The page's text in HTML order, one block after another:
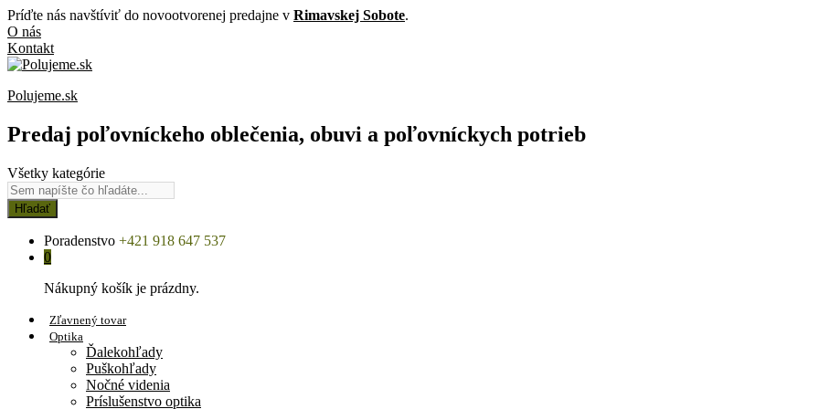
Príďte nás navštíviť do novootvorenej predajne v Rimavskej Sobote.
O nás
Kontakt
Polujeme.sk
Predaj poľovníckeho oblečenia, obuvi a poľovníckych potrieb
Všetky kategórie
Hľadať
Poradenstvo +421 918 647 537
0
Nákupný košík je prázdny.
Zľavnený tovar
Optika
Ďalekohľady
Puškohľady
Nočné videnia
Príslušenstvo optika